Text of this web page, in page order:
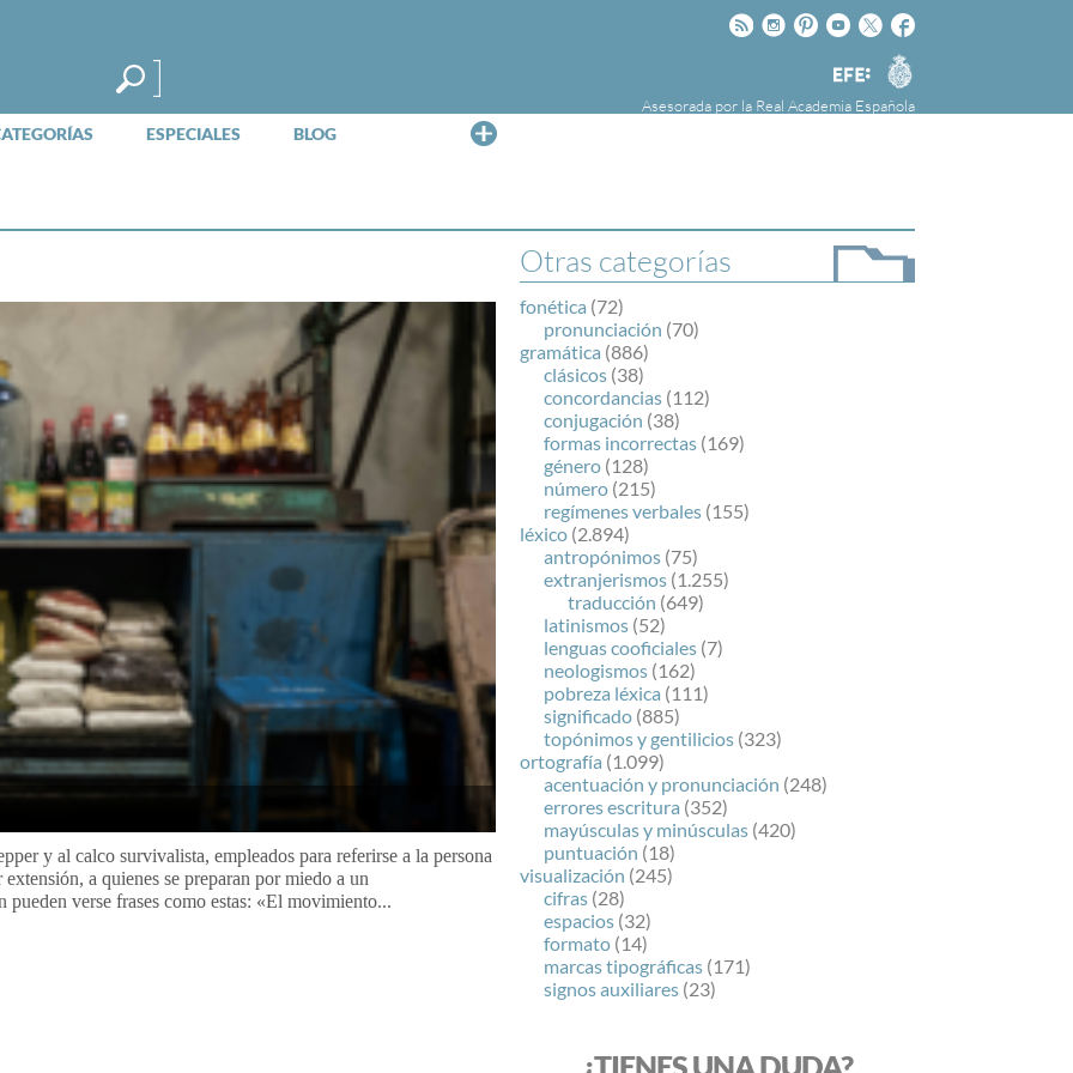
Facebook
Twitter
Youtube
Pinteres
Instagram
Rss
Agencia
EFE
Asesorada por la Real Academia Española
ESPECIALES BLOG
la Agencia Efe y la Real Academia Española,
cuyo objetivo es colaborar con el buen uso del
español en los medios de comunicación y en
Internet.
Otras categorías
fonética (72)
pronunciación (70)
gramática (886)
clásicos (38)
concordancias (112)
conjugación (38)
formas incorrectas (169)
género (128)
número (215)
regímenes verbales (155)
léxico (2.894)
antropónimos (75)
extranjerismos (1.255)
traducción (649)
latinismos (52)
lenguas cooficiales (7)
neologismos (162)
pobreza léxica (111)
significado (885)
topónimos y gentilicios (323)
ortografía (1.099)
acentuación y pronunciación (248)
errores escritura (352)
mayúsculas y minúsculas (420)
puntuación (18)
visualización (245)
cifras (28)
espacios (32)
formato (14)
marcas tipográficas (171)
signos auxiliares (23)
y al calco survivalista, empleados para referirse a la persona
a quienes se preparan por miedo a un
verse frases como estas: «El movimiento...
¿TIENES UNA DUDA?